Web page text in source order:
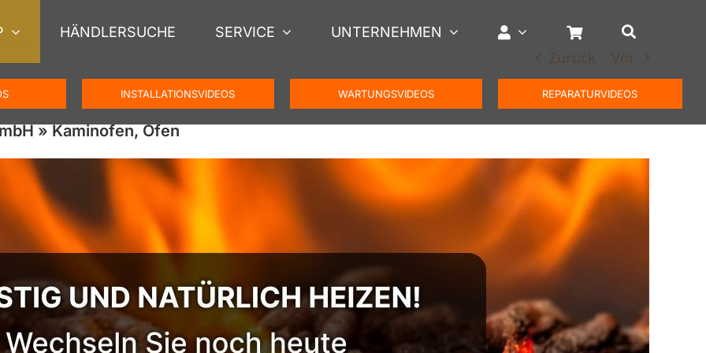
HÄNDLERSUCHE SERVICE UNTERNEHMEN
INSTALLATIONSVIDEOS WARTUNGSVIDEOS REPARATURVIDEOS
Zurück Vor
» Kaminofen, Ofen